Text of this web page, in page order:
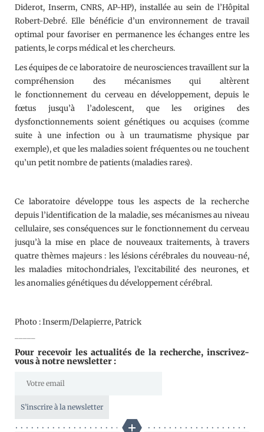
Diderot, Inserm, CNRS, AP-HP), installée au sein de l’Hôpital
Robert-Debré. Elle bénéficie d’un environnement de travail
optimal pour favoriser en permanence les échanges entre les
patients, le corps médical et les chercheurs.
Les équipes de ce laboratoire de neurosciences travaillent sur la
compréhension des mécanismes qui altèrent
le fonctionnement du cerveau en développement, depuis le
fœtus jusqu’à l’adolescent, que les origines des
dysfonctionnements soient génétiques ou acquises (comme
suite à une infection ou à un traumatisme physique par
exemple), et que les maladies soient fréquentes ou ne touchent
qu’un petit nombre de patients (maladies rares).
Ce laboratoire développe tous les aspects de la recherche
depuis l’identification de la maladie, ses mécanismes au niveau
cellulaire, ses conséquences sur le fonctionnement du cerveau
jusqu’à la mise en place de nouveaux traitements, à travers
quatre thèmes majeurs : les lésions cérébrales du nouveau-né,
les maladies mitochondriales, l’excitabilité des neurones, et
les anomalies génétiques du développement cérébral.
Photo : Inserm/Delapierre, Patrick
Pour recevoir les actualités de la recherche, inscrivez-
vous à notre newsletter :
S’inscrire à la newsletter